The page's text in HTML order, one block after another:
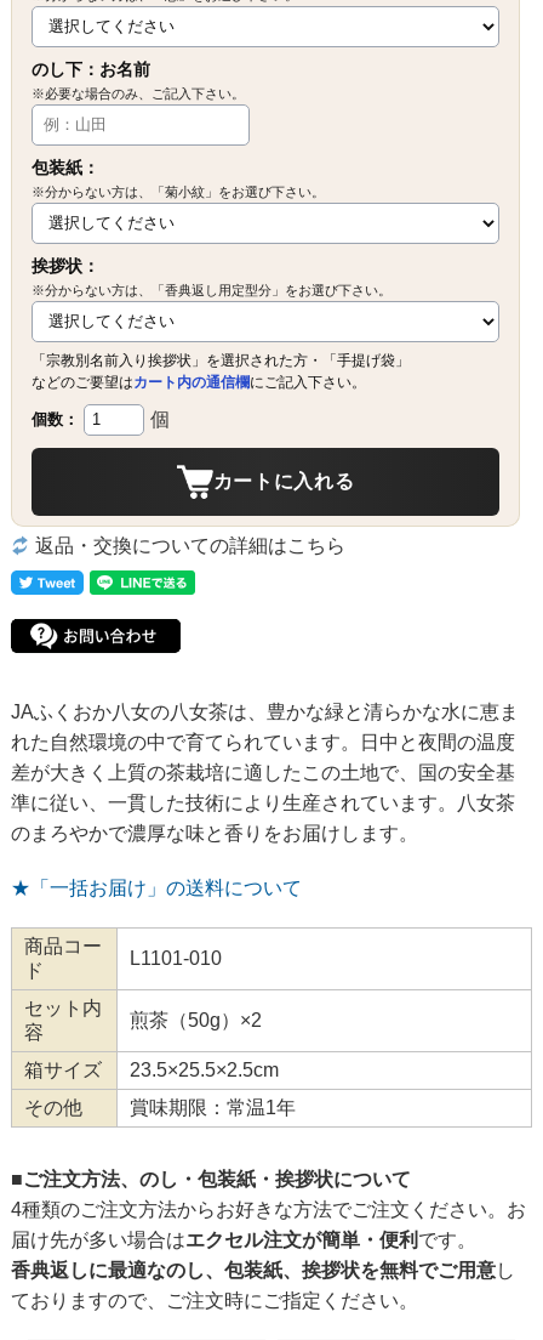
のし下：お名前
※必要な場合のみ、ご記入下さい。
包装紙：
※分からない方は、「菊小紋」をお選び下さい。
挨拶状：
※分からない方は、「香典返し用定型分」をお選び下さい。
「宗教別名前入り挨拶状」を選択された方・「手提げ袋」
などのご要望はカート内の通信欄にご記入下さい。
個数： 個
カートに入れる
返品・交換についての詳細はこちら
JAふくおか八女の八女茶は、豊かな緑と清らかな水に恵ま
れた自然環境の中で育てられています。日中と夜間の温度
差が大きく上質の茶栽培に適したこの土地で、国の安全基
準に従い、一貫した技術により生産されています。八女茶
のまろやかで濃厚な味と香りをお届けします。
★「一括お届け」の送料について
商品コー
ド
L1101-010
セット内
容
煎茶（50g）×2
箱サイズ
23.5×25.5×2.5cm
その他
賞味期限：常温1年
■ご注文方法、のし・包装紙・挨拶状について
4種類のご注文方法からお好きな方法でご注文ください。お
届け先が多い場合はエクセル注文が簡単・便利 です。
香典返しに最適なのし、包装紙、挨拶状を無料でご用意し
ておりますので、ご注文時にご指定ください。